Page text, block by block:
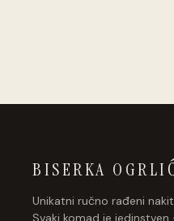
BISERKA
Unikatni ručno rađeni
Svaki komad je